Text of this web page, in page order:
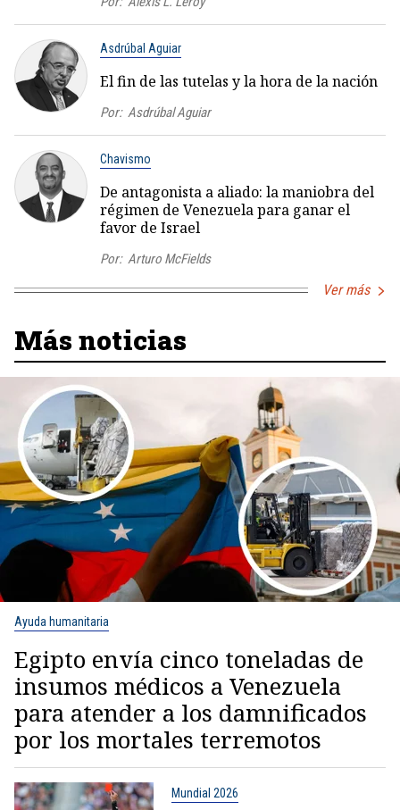
Asdrúbal Aguiar
El fin de las tutelas y la hora de la nación
Por: Asdrúbal Aguiar
Chavismo
De antagonista a aliado: la maniobra del
régimen de Venezuela para ganar el
favor de Israel
Por: Arturo McFields
Ver más
Más noticias
Ayuda humanitaria
Egipto envía cinco toneladas de
insumos médicos a Venezuela
para atender a los damnificados
por los mortales terremotos
Mundial 2026